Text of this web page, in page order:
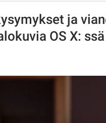
ja
OS X: ssä